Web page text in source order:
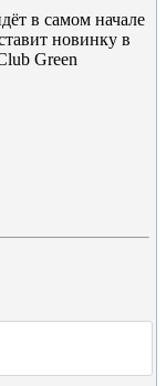
в самом начале
новинку в
Green